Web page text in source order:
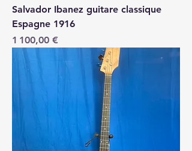
Salvador Ibanez guitare classique
Espagne 1916
Price
1 100,00 €